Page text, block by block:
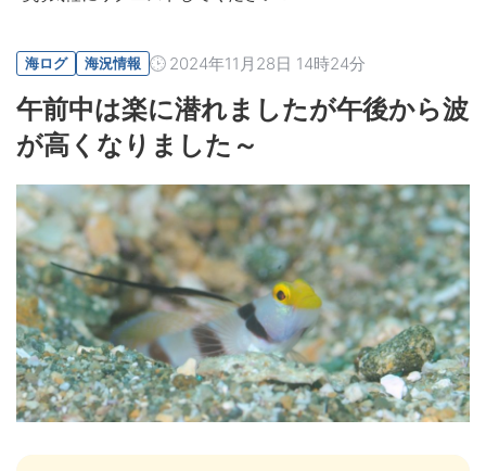
海ログ 海況情報 2024年11月28日 14時24分
午前中は楽に潜れましたが午後から波
が高くなりました～